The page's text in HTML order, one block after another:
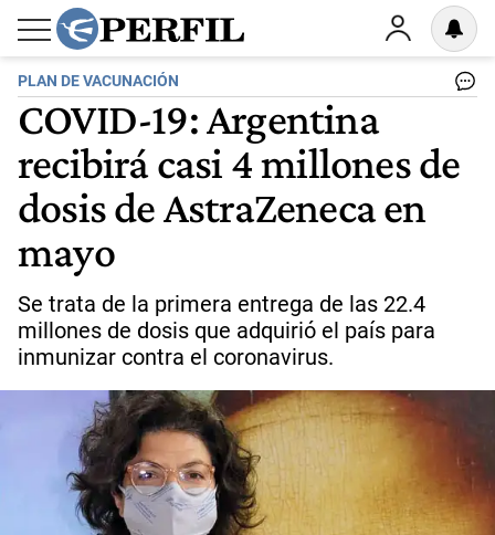
PLAN DE VACUNACIÓN
COVID-19: Argentina
recibirá casi 4 millones de
dosis de AstraZeneca en
mayo
Se trata de la primera entrega de las 22.4
millones de dosis que adquirió el país para
inmunizar contra el coronavirus.